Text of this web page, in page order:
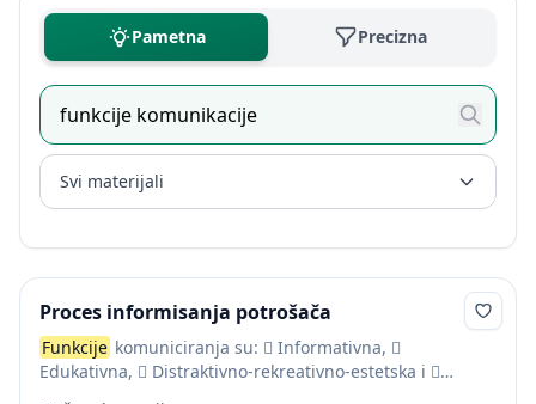
Pametna Precizna
Svi materijali
Proces informisanja potrošača
Funkcije komuniciranja su:  Informativna, 
Edukativna,  Distraktivno-rekreativno-estetska i 